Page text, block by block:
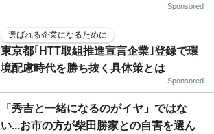
Sponsored
選ばれる企業になるために
東京都｢HTT取組推進宣言企業｣登録で環
境配慮時代を勝ち抜く具体策とは
Sponsored
「秀吉と一緒になるのがイヤ」ではな
い...お市の方が柴田勝家との自害を選ん